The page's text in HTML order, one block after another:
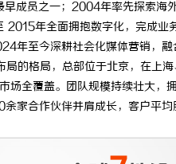
成员之一；2004年率先探索海
2015年全面拥抱数字化，完成
年至今深耕社会化媒体营销
格局，总部位于北京，在上海
场全覆盖。团队规模持续壮大
家合作伙伴并肩成长，客户平
趋势 武汉配眼镜 上海配眼镜